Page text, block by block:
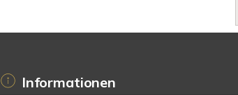
Informationen